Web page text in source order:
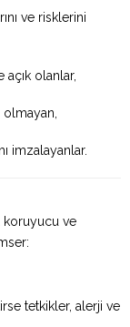
ve risklerini
olanlar,
imzalayanlar.
koruyucu ve
tetkikler, alerji ve